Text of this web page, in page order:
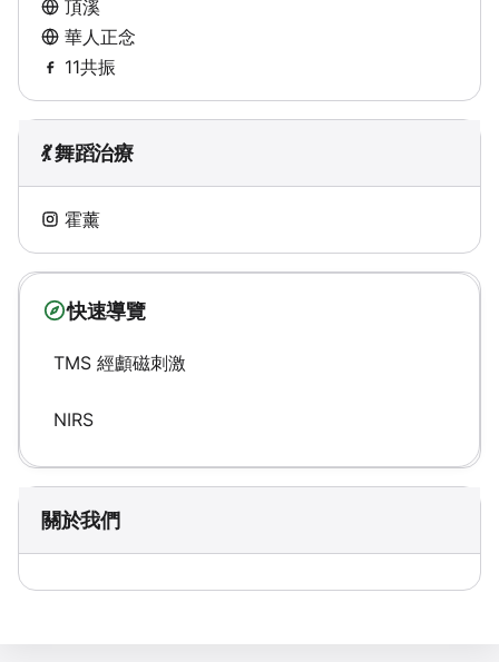
頂溪
華人正念
11共振
💃 舞蹈治療
霍薰
快速導覽
TMS 經顱磁刺激
NIRS
關於我們